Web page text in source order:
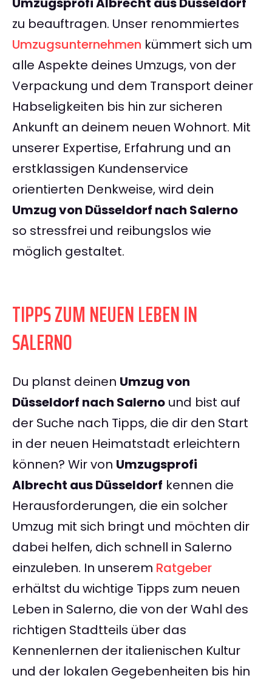
zu beauftragen. Unser renommiertes
Umzugsunternehmen kümmert sich um
alle Aspekte deines Umzugs, von der
Verpackung und dem Transport deiner
Habseligkeiten bis hin zur sicheren
Ankunft an deinem neuen Wohnort. Mit
unserer Expertise, Erfahrung und an
erstklassigen Kundenservice
orientierten Denkweise, wird dein
Umzug von Düsseldorf nach Salerno
so stressfrei und reibungslos wie
möglich gestaltet.
TIPPS ZUM NEUEN LEBEN IN
SALERNO
Du planst deinen Umzug von
Düsseldorf nach Salerno und bist auf
der Suche nach Tipps, die dir den Start
in der neuen Heimatstadt erleichtern
können? Wir von Umzugsprofi
Albrecht aus Düsseldorf kennen die
Herausforderungen, die ein solcher
Umzug mit sich bringt und möchten dir
dabei helfen, dich schnell in Salerno
einzuleben. In unserem Ratgeber
erhältst du wichtige Tipps zum neuen
Leben in Salerno, die von der Wahl des
richtigen Stadtteils über das
Kennenlernen der italienischen Kultur
und der lokalen Gegebenheiten bis hin